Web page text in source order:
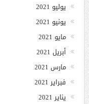
يوليو 2021
يونيو 2021
مايو 2021
أبريل 2021
مارس 2021
فبراير 2021
يناير 2021